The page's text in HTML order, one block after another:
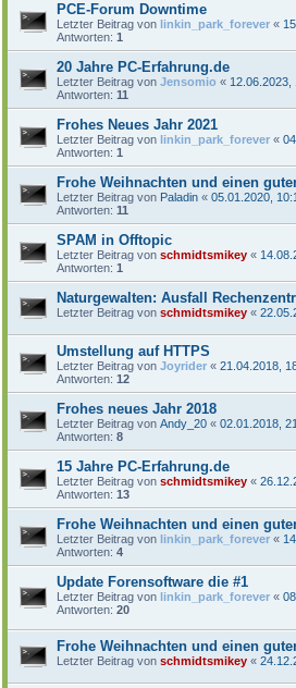
PCE-Forum Downtime
Letzter Beitrag von linkin_park_forever «
Antworten: 1
20 Jahre PC-Erfahrung.de
Letzter Beitrag von Jensomio « 12.06.2023,
Antworten: 11
Frohes Neues Jahr 2021
Letzter Beitrag von linkin_park_forever «
Antworten: 1
Frohe Weihnachten und einen
Letzter Beitrag von Paladin « 05.01.2020,
Antworten: 11
SPAM in Offtopic
Letzter Beitrag von schmidtsmikey «
Antworten: 1
Naturgewalten: Ausfall
Letzter Beitrag von schmidtsmikey «
Umstellung auf HTTPS
Letzter Beitrag von Joyrider « 21.04.2018,
Antworten: 12
Frohes neues Jahr 2018
Letzter Beitrag von Andy_20 « 02.01.2018,
Antworten: 8
15 Jahre PC-Erfahrung.de
Letzter Beitrag von schmidtsmikey «
Antworten: 13
Frohe Weihnachten und einen
Letzter Beitrag von linkin_park_forever «
Antworten: 4
Update Forensoftware die #1
Letzter Beitrag von linkin_park_forever «
Antworten: 20
Frohe Weihnachten und einen
Letzter Beitrag von schmidtsmikey «